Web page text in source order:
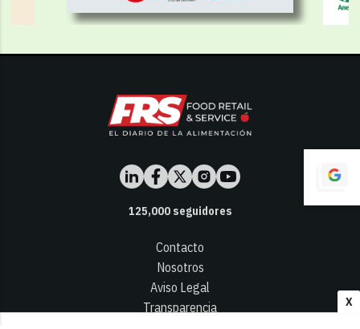
X
125,000seguidores
Contacto
Nosotros
Aviso Legal
Transparencia